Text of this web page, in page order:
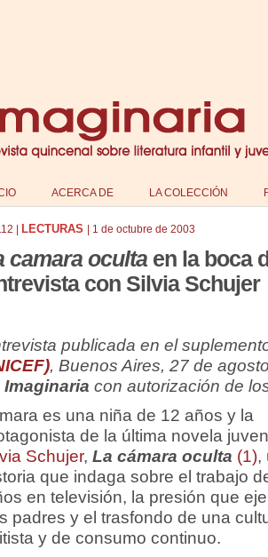
ACERCA DE LA COLECCIÓN
LECTURAS 1 de octubre de 2003
camara ocultaen la boca
con Silvia Schujer
publicada en el
, Buenos Aires, 27 de
Imaginaria con autorización de
es una niña de 12 años y la
de la última novela
Schujer, La cámara oculta (1),
que indaga sobre el trabajo
en televisión, la presión que
padres y el trasfondo de una
y de consumo continuo.